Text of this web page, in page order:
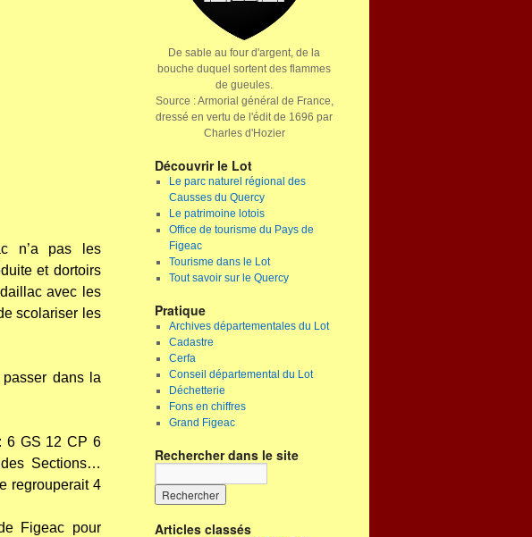
n’a pas les
et dortoirs
avec les
scolariser les
dans la
6 GS 12 CP 6
Sections…
regrouperait 4
Figeac pour
De sable au four d'argent, de la
bouche duquel sortent des flammes
de gueules.
Source : Armorial général de France,
dressé en vertu de l'édit de 1696 par
Charles d'Hozier
Découvrir le Lot
Le parc naturel régional des
Causses du Quercy
Le patrimoine lotois
Office de tourisme du Pays de
Figeac
Tourisme dans le Lot
Tout savoir sur le Quercy
Pratique
Archives départementales du Lot
Cadastre
Cerfa
Conseil départemental du Lot
Déchetterie
Fons en chiffres
Grand Figeac
Rechercher dans le site
Articles classés